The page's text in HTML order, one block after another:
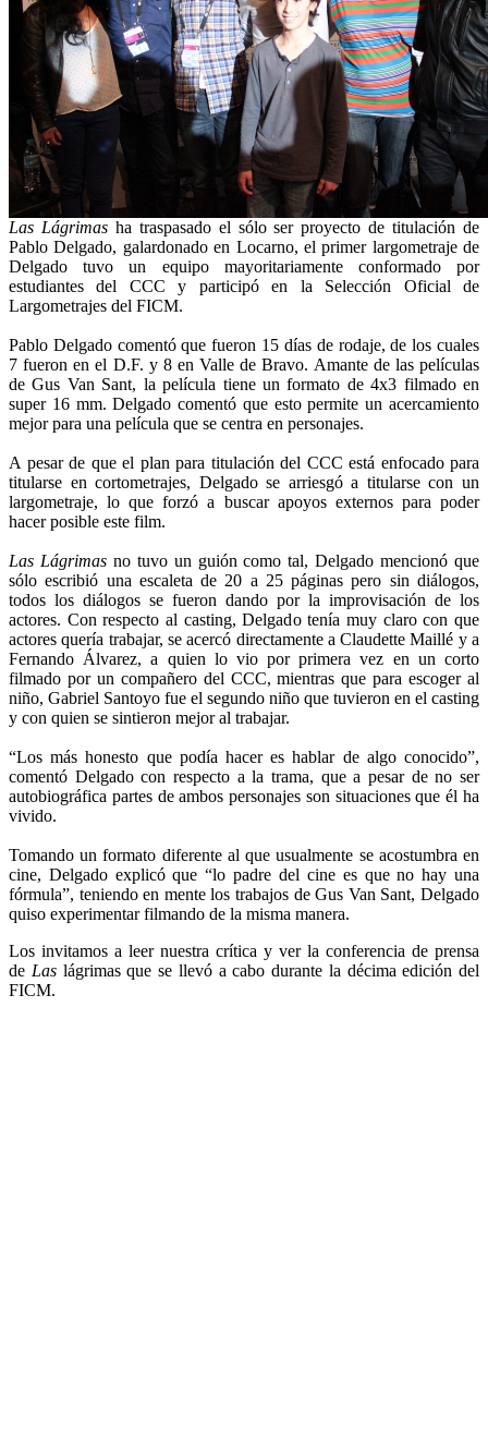
Las Lágrimasha traspasado el sólo ser proyecto de titulación de
Pablo Delgado, galardonado en Locarno, el primer largometraje de
Delgado tuvo un equipo mayoritariamente conformado por
estudiantes del CCC y participó en la Selección Oficial de
Largometrajes del FICM.
Pablo Delgado comentó que fueron 15 días de rodaje, de los cuales
7 fueron en el D.F. y 8 en Valle de Bravo. Amante de las películas
de Gus Van Sant, la película tiene un formato de 4x3 filmado en
super 16 mm. Delgado comentó que esto permite un acercamiento
mejor para una película que se centra en personajes.
A pesar de que el plan para titulación del CCC está enfocado para
titularse en cortometrajes, Delgado se arriesgó a titularse con un
largometraje, lo que forzó a buscar apoyos externos para poder
hacer posible este film.
Las Lágrimasno tuvo un guión como tal, Delgado mencionó que
sólo escribió una escaleta de 20 a 25 páginas pero sin diálogos,
todos los diálogos se fueron dando por la improvisación de los
actores. Con respecto al casting, Delgado tenía muy claro con que
actores quería trabajar, se acercó directamente a Claudette Maillé y a
Fernando Álvarez, a quien lo vio por primera vez en un corto
filmado por un compañero del CCC, mientras que para escoger al
niño, Gabriel Santoyo fue el segundo niño que tuvieron en el casting
y con quien se sintieron mejor al trabajar.
“Los más honesto que podía hacer es hablar de algo conocido”,
comentó Delgado con respecto a la trama, que a pesar de no ser
autobiográfica partes de ambos personajes son situaciones que él ha
vivido.
Tomando un formato diferente al que usualmente se acostumbra en
cine, Delgado explicó que “lo padre del cine es que no hay una
fórmula”, teniendo en mente los trabajos de Gus Van Sant, Delgado
quiso experimentar filmando de la misma manera.
Los invitamos a leer nuestra crítica y ver la conferencia de prensa
de Laslágrimas que se llevó a cabo durante la décima edición del
FICM.